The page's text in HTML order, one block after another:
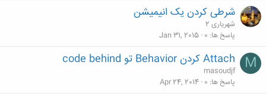
شرطی کردن یک انیمیشن
شهریاری 2
پاسخ ها 0
Jan 31, 2015
M Attach کردن Behavior تو code behind
masoudjf
پاسخ ها 0
Apr 24, 2014